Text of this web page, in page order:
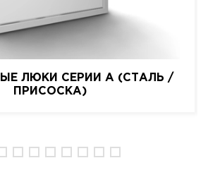
ЛЮКИ СЕРИИ A (СТАЛЬ /
ПРИСОСКА)